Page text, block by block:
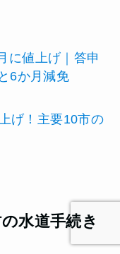
に値上げ｜答申
6か月減免
げ！主要10市の
水道手続き